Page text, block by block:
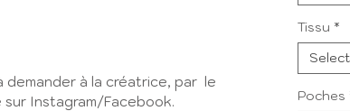
demander à la créatrice, par le
Instagram/Facebook.
Tissu *
Select
Poches